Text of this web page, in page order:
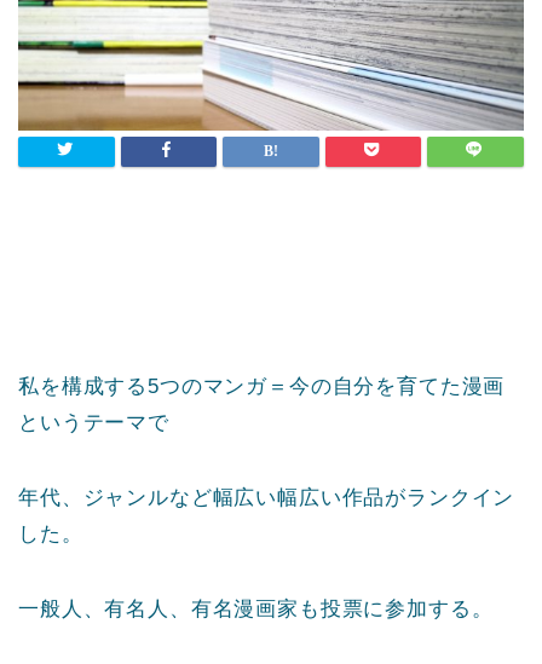
私を構成する5つのマンガ＝今の自分を育てた漫画
というテーマで
年代、ジャンルなど幅広い幅広い作品がランクイン
した。
一般人、有名人、有名漫画家も投票に参加する。